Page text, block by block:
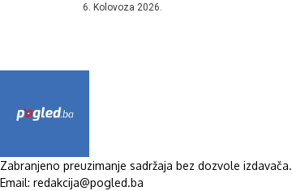
6. Kolovoza 2026.
Zabranjeno preuzimanje sadržaja bez dozvole izdavača.
Email: redakcija@pogled.ba